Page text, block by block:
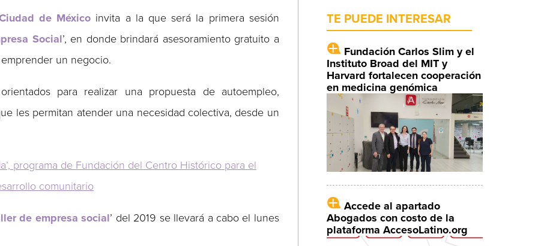
de México invita a la que será la primera sesión
Social’, en donde brindará asesoramiento gratuito a
un negocio.
para realizar una propuesta de autoempleo,
les permitan atender una necesidad colectiva, desde un
programa de Fundación del Centro Histórico para el
comunitario
de empresa social’ del 2019 se llevará a cabo el lunes
TE PUEDE INTERESAR
Fundación Carlos Slim y el
Instituto Broad del MIT y
Harvard fortalecen cooperación
en medicina genómica
Accede al apartado
Abogados con costo de la
plataforma AccesoLatino.org